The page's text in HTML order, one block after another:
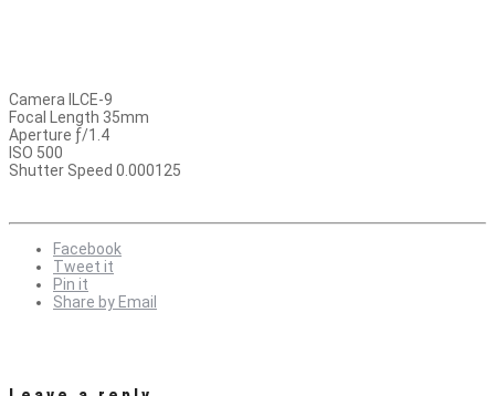
Camera ILCE-9
Focal Length 35mm
Aperture ƒ/1.4
ISO 500
Shutter Speed 0.000125
Facebook
Tweet it
Pin it
Share by Email